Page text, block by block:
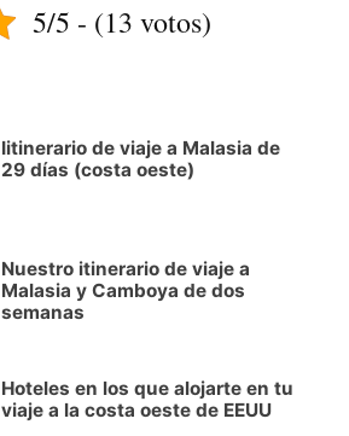
5/5 - (13 votos)
Iitinerario de viaje a Malasia de
29 días (costa oeste)
Nuestro itinerario de viaje a
Malasia y Camboya de dos
semanas
Hoteles en los que alojarte en tu
viaje a la costa oeste de EEUU